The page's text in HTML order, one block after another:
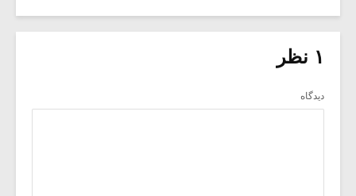
۱ نظر
دیدگاه